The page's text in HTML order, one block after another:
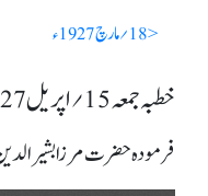
< 18؍ مارچ 1927ء
خطبہ جمعہ 15؍ اپریل 1927ء
فرمودہ حضرت مرزا بشیرالدین